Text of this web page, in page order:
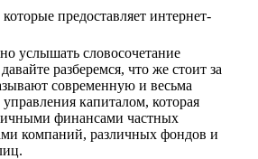
услышать словосочетание
разберемся, что же стоит за
современную и весьма
капиталом, которая
финансами частных
компаний, различных фондов и